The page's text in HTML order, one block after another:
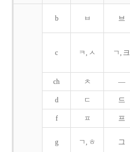
b ㅂ 브
c ㅋ, ㅅ ㄱ, 크
ch ㅊ ―
d ㄷ 드
f ㅍ 프
g ㄱ, ㅎ 그